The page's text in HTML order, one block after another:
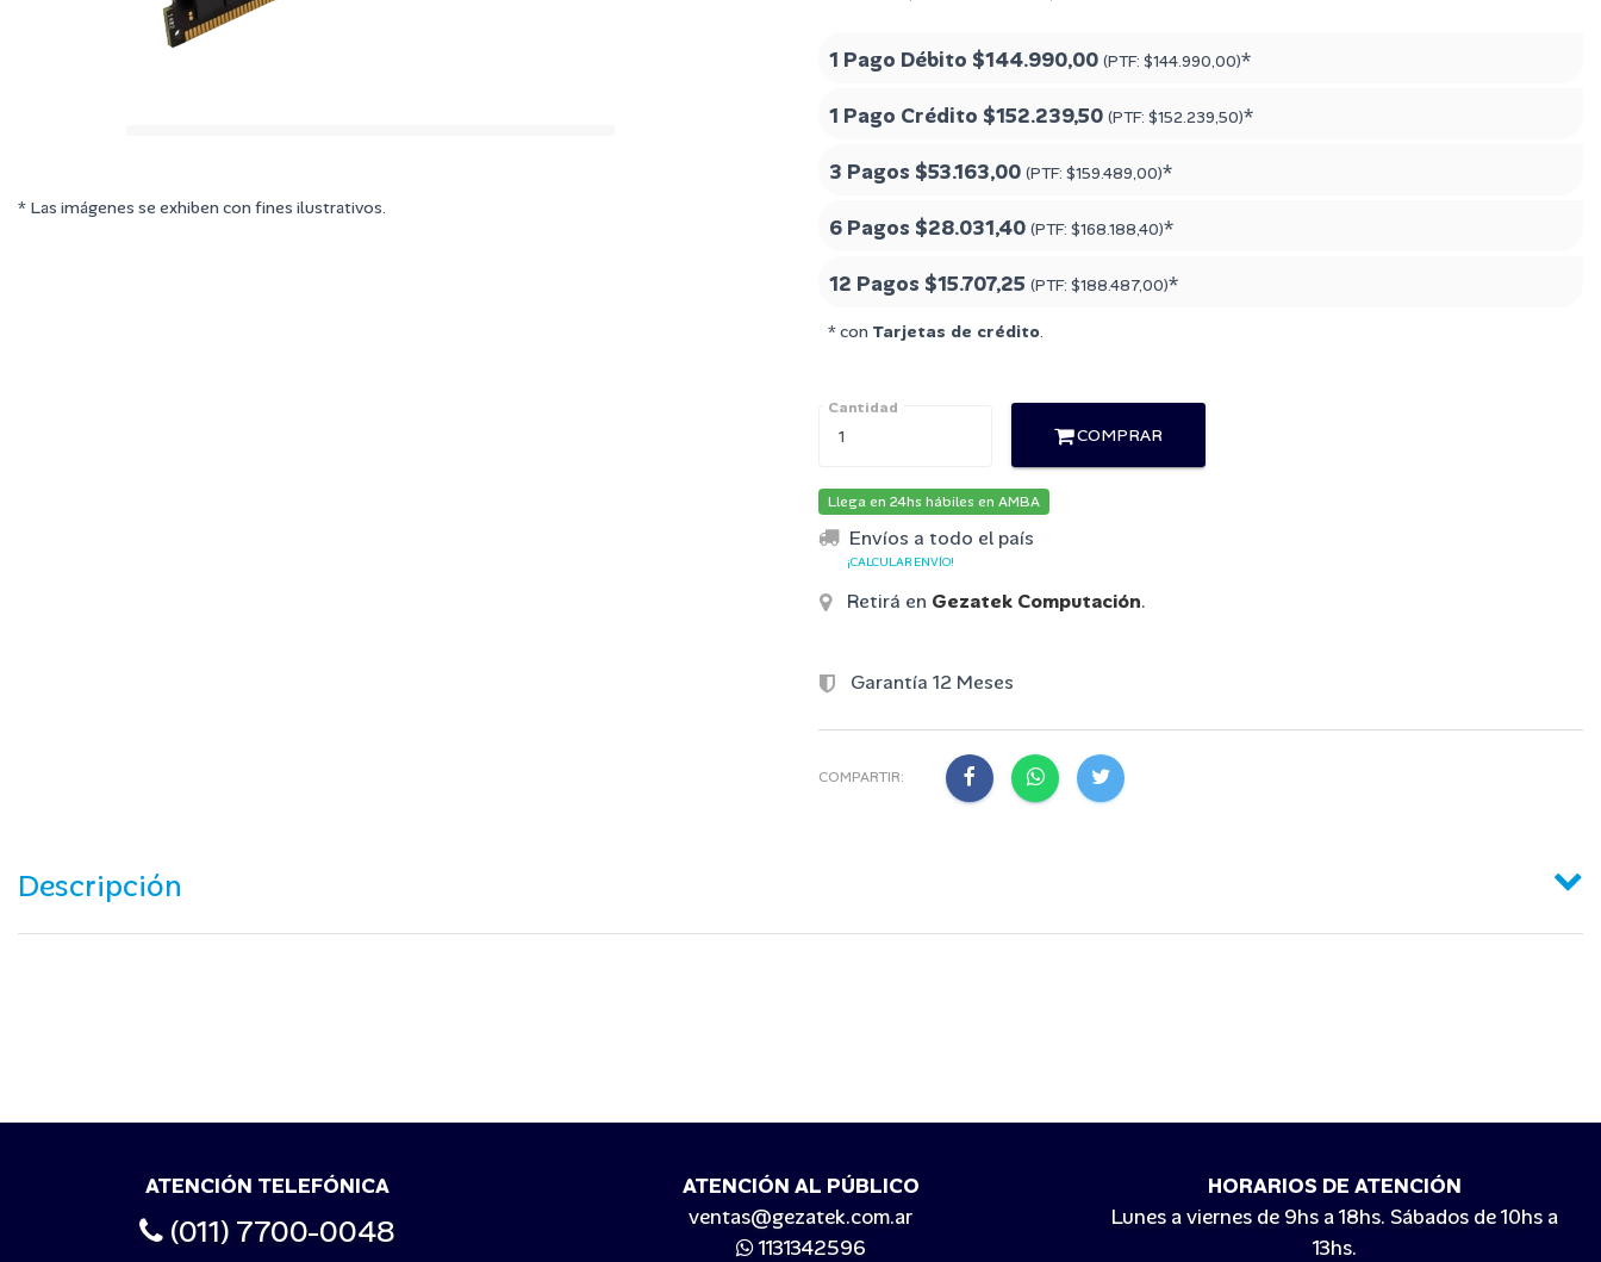
* Las imágenes se exhiben con fines ilustrativos.
1 Pago Débito $144.990,00 (PTF: $144.990,00)*
1 Pago Crédito $152.239,50 (PTF: $152.239,50)*
3 Pagos $53.163,00 (PTF: $159.489,00)*
6 Pagos $28.031,40 (PTF: $168.188,40)*
12 Pagos $15.707,25 (PTF: $188.487,00)*
* con Tarjetas de crédito
Cantidad
COMPRAR
Llega en 24hs hábiles en AMBA
Envíos a todo el país
¡CALCULAR ENVÍO!
Retirá en Gezatek Computación.
Garantía 12 Meses
COMPARTIR:
Descripción
ATENCIÓN TELEFÓNICA
(011) 7700-0048
ATENCIÓN AL PÚBLICO
ventas@gezatek.com.ar
1131342596
HORARIOS DE ATENCIÓN
Lunes a viernes de 9hs a 18hs. Sábados de 10hs a
13hs.